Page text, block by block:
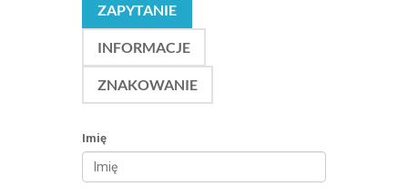
ZAPYTANIE
INFORMACJE
ZNAKOWANIE
Imię